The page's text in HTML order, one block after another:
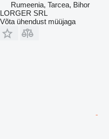
Rumeenia, Tarcea, Bihor
LORGER SRL
Võta ühendust müüjaga